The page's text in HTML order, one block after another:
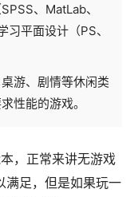
、MatLab、
平面设计（PS、
游、剧情等休闲类
性能的游戏。
，正常来讲无游戏
足，但是如果玩一